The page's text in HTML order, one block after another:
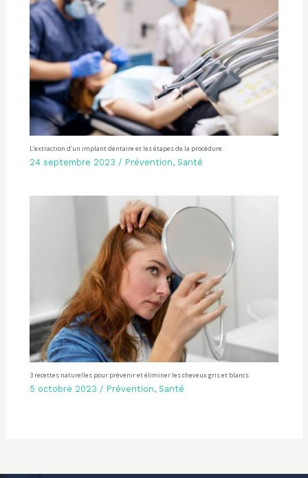
L’extraction d’un implant dentaire et les étapes de la procédure
24 septembre 2023 / Prévention, Santé
3 recettes naturelles pour prévenir et éliminer les cheveux gris et blancs
5 octobre 2023 / Prévention, Santé